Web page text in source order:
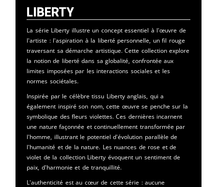
Liberty
La série Liberty illustre un concept essentiel à l'œuvre de
l'artiste : l'aspiration à la liberté personnelle, un fil rouge
traversant sa démarche artistique. Cette collection explore
la notion de liberté dans sa globalité, confrontée aux
limites imposées par les interactions sociales et les
normes sociétales.
Inspirée par le célèbre tissu Liberty anglais, qui a
également inspiré son nom, cette œuvre se penche sur la
symbolique des fleurs violettes. Ces dernières incarnent
une nature façonnée et continuellement transformée par
l'homme, illustrant le potentiel d'évolution parallèle de
l'humanité et de la nature. Les nuances de rose et de
violet de la collection Liberty évoquent un sentiment de
paix, d'harmonie et de tranquillité.
L'authenticité est au cœur de cette série : aucune